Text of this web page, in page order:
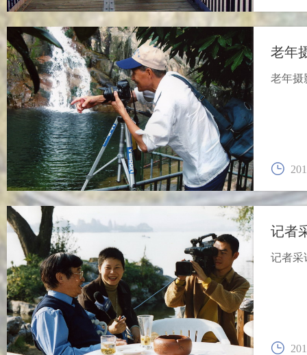
老年
老年摄
记者
记者采